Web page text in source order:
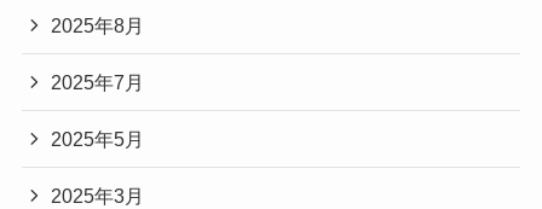
2025年8月
2025年7月
2025年5月
2025年3月